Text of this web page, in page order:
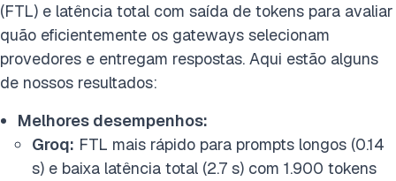
(FTL) e latência total com saída de tokens para avaliar
quão eficientemente os gateways selecionam
provedores e entregam respostas. Aqui estão alguns
de nossos resultados:
Melhores desempenhos:
Groq: FTL mais rápido para prompts longos (0.14
s) e baixa latência total (2.7 s) com 1.900 tokens